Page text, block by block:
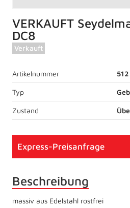
VERKAUFT
DC8
Verkauft
Artikelnummer
Typ
Zustand
512
Express-Preisanfrage
Beschreibung
massiv aus Edelstahl rostfrei